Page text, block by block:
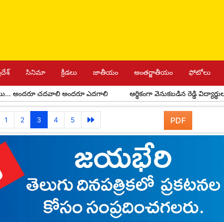
సినిమా క్రీడలు జాతీయం అంతర్జాతీయం ఫోటోలు
చదవాలి అందరూ ఎదగాలి ఆర్థికంగా వెనుకబడిన రెడ్డి విద్యార్థులకు
1 2 3 4 5 PDF